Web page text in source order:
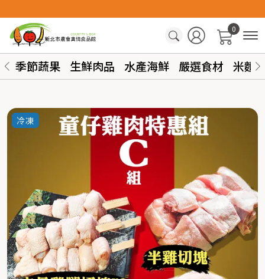
0
季節蔬果 生鮮肉品 水產海鮮 嚴選食材 米麵
冷凍